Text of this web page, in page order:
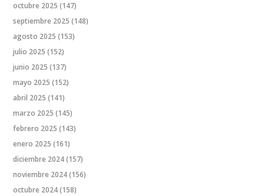
octubre 2025 (147)
septiembre 2025 (148)
agosto 2025 (153)
julio 2025 (152)
junio 2025 (137)
mayo 2025 (152)
abril 2025 (141)
marzo 2025 (145)
febrero 2025 (143)
enero 2025 (161)
diciembre 2024(157)
noviembre 2024(156)
octubre 2024(158)